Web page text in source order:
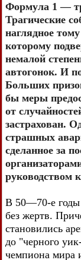
Формула 1 —
Трагические
наглядное
которому
немалой
автогонок. И
Больших
бы меры
от
застрахован.
страшных
сделанное за
руководством
В 50—70-е годы
без жертв.
становились
до "черного
чемпиона мира